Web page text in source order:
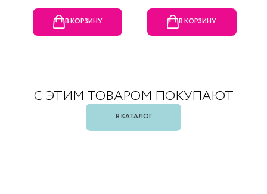
В КОРЗИНУ В КОРЗИНУ
С ЭТИМ ТОВАРОМ ПОКУПАЮТ
В КАТАЛОГ